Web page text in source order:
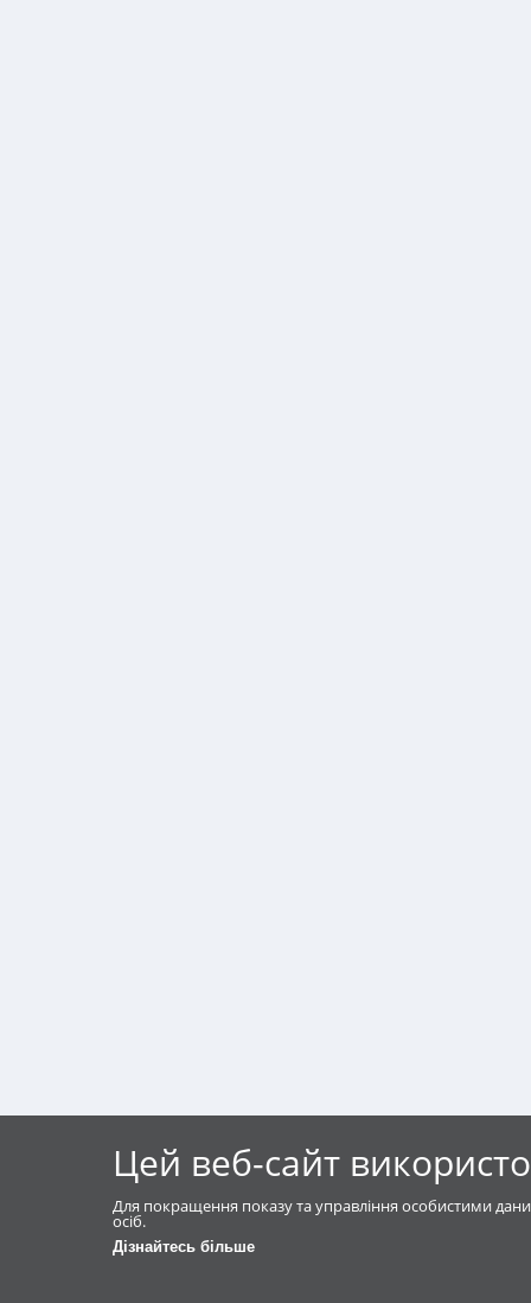
Цей веб-сайт
Для покращення показу та управління особистими
осіб.
Дізнайтесь більше